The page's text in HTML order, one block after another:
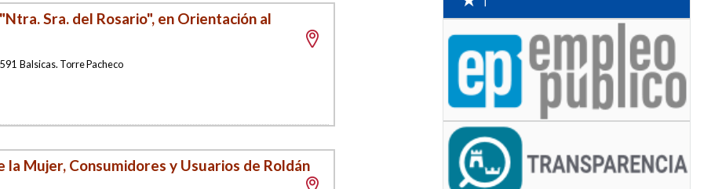
Sra. del Rosario", en Orientación al
Balsicas. Torre Pacheco
la Mujer, Consumidores y Usuarios de Roldán